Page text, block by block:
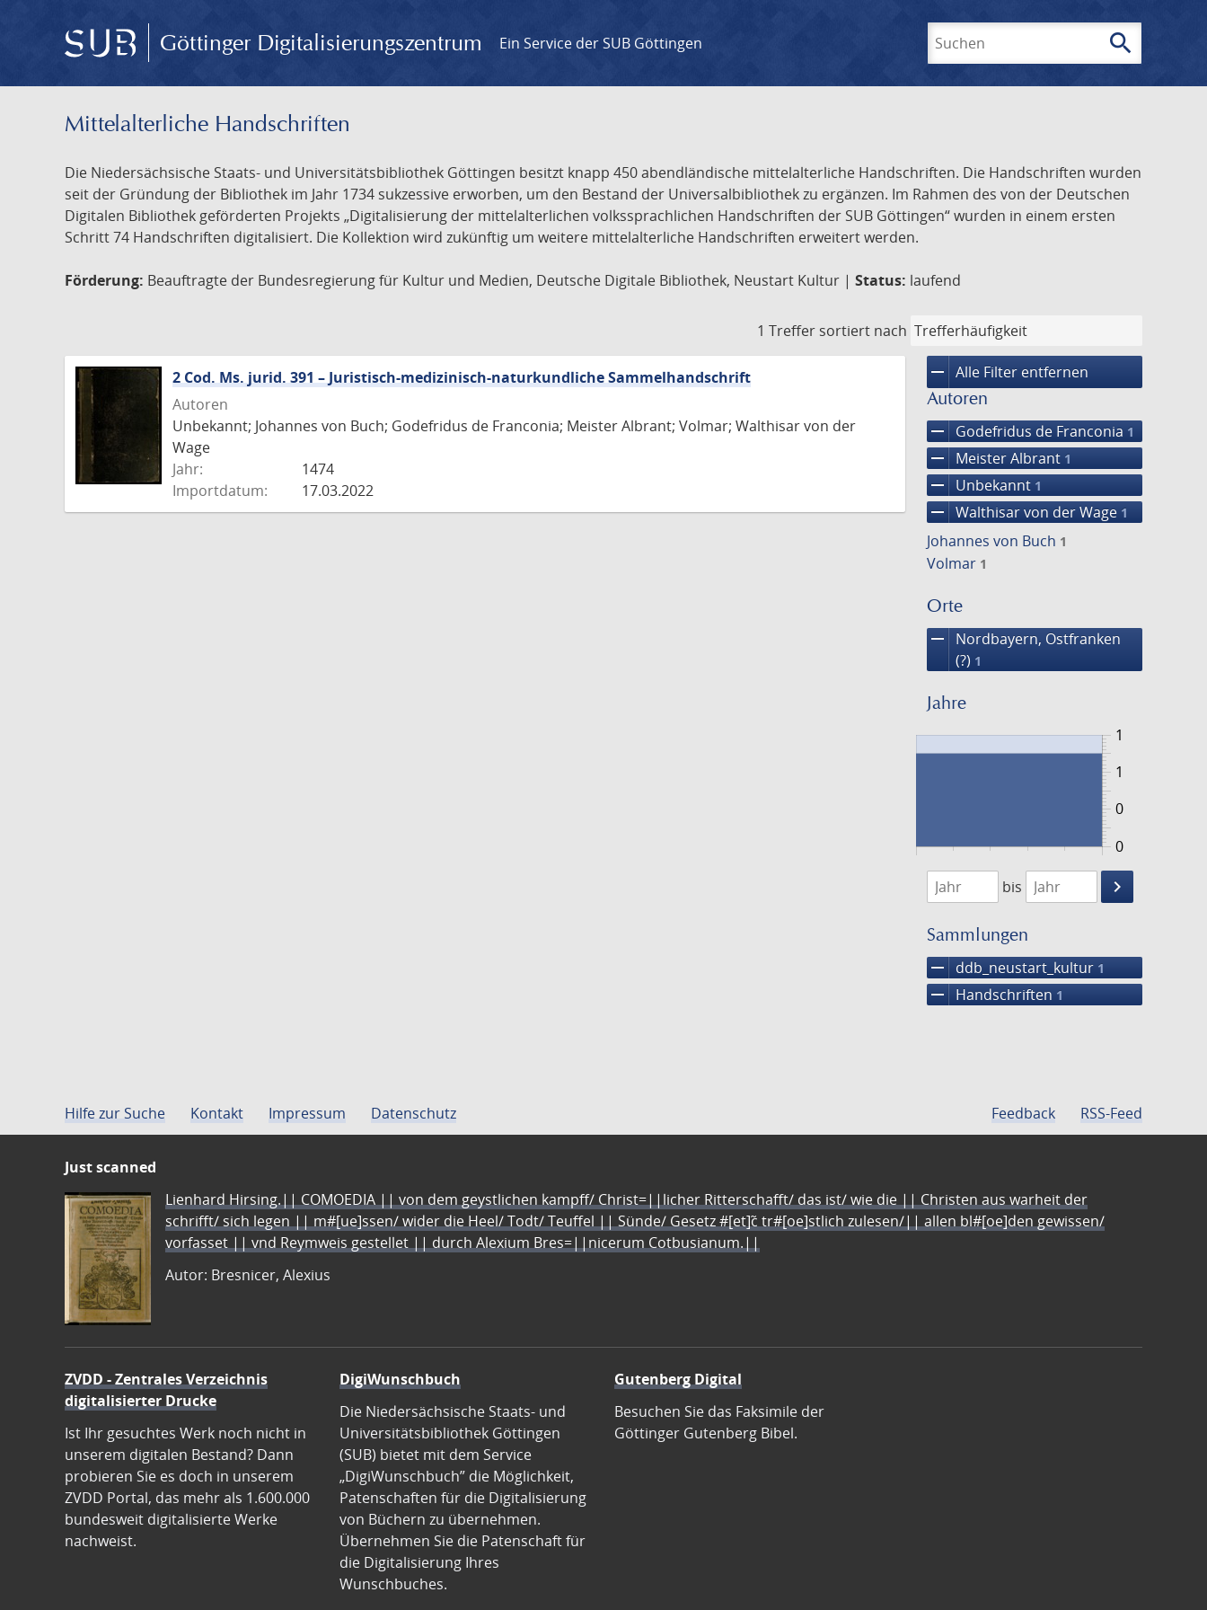
Göttinger Digitalisierungszentrum Ein Service der SUB Göttingen search
Mittelalterliche Handschriften
Die Niedersächsische Staats- und Universitätsbibliothek Göttingen besitzt knapp 450 abendländische mittelalterliche Handschriften. Die Handschriften wurden
seit der Gründung der Bibliothek im Jahr 1734 sukzessive erworben, um den Bestand der Universalbibliothek zu ergänzen. Im Rahmen des von der Deutschen
Digitalen Bibliothek geförderten Projekts „Digitalisierung der mittelalterlichen volkssprachlichen Handschriften der SUB Göttingen“ wurden in einem ersten
Schritt 74 Handschriften digitalisiert. Die Kollektion wird zukünftig um weitere mittelalterliche Handschriften erweitert werden.
Förderung: Beauftragte der Bundesregierung für Kultur und Medien, Deutsche Digitale Bibliothek, Neustart Kultur | Status: laufend
1 Treffer sortiert nach
remove Alle Filter entfernen
Autoren
remove Godefridus de Franconia 1
remove Meister Albrant 1
remove Unbekannt 1
remove Walthisar von der Wage 1
Johannes von Buch 1
Volmar 1
Orte
remove
Nordbayern, Ostfranken
(?) 1
Jahre
0
1
0
1
1474
1475
bis
keyboard_arrow_right
Suche
Sammlungen
remove ddb_neustart_kultur 1
remove Handschriften 1
2 Cod. Ms. jurid. 391 – Juristisch-medizinisch-naturkundliche Sammelhandschrift
Autoren
Unbekannt; Johannes von Buch; Godefridus de Franconia; Meister Albrant; Volmar; Walthisar von der
Wage
Jahr:
1474
Importdatum:
17.03.2022
Hilfe zur Suche Kontakt Impressum Datenschutz Feedback RSS-Feed
Just scanned
Lienhard Hirsing.|| COMOEDIA || von dem geystlichen kampff/ Christ=||licher Ritterschafft/ das ist/ wie die || Christen aus warheit der
schrifft/ sich legen || m#[ue]ssen/ wider die Heel/ Todt/ Teuffel || Sünde/ Gesetz #[et]c̃ tr#[oe]stlich zulesen/|| allen bl#[oe]den gewissen/
vorfasset || vnd Reymweis gestellet || durch Alexium Bres=||nicerum Cotbusianum.||
Autor: Bresnicer, Alexius
ZVDD - Zentrales Verzeichnis
digitalisierter Drucke
Ist Ihr gesuchtes Werk noch nicht in
unserem digitalen Bestand? Dann
probieren Sie es doch in unserem
ZVDD Portal, das mehr als 1.600.000
bundesweit digitalisierte Werke
nachweist.
DigiWunschbuch
Die Niedersächsische Staats- und
Universitätsbibliothek Göttingen
(SUB) bietet mit dem Service
„DigiWunschbuch” die Möglichkeit,
Patenschaften für die Digitalisierung
von Büchern zu übernehmen.
Übernehmen Sie die Patenschaft für
die Digitalisierung Ihres
Wunschbuches.
Gutenberg Digital
Besuchen Sie das Faksimile der
Göttinger Gutenberg Bibel.